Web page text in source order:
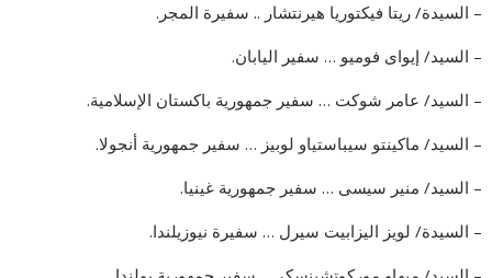
– السيدة/ ريتا فيكتوريا هيرنتشار .. سفيرة المجر.
– السيد/ إيواى فوميو … سفير اليابان.
– السيد/ عامر شوكت … سفير جمهورية باكستان الإسلامية.
– السيد/ ماكينتو سيباستياو لوبيز … سفير جمهورية أنجولا.
– السيد/ منير سيسى … سفير جمهورية غينيا.
– السيدة/ لويز اليزابيت سيرل … سفيرة نيوزيلندا.